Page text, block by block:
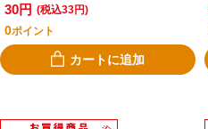
30円 (税込33円)
0ポイント
カートに追加